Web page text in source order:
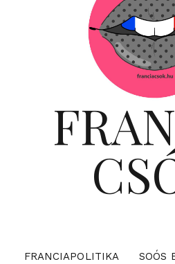
FRANCIAPOLITIKA
SOÓS